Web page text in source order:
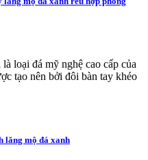
loại đá mỹ nghệ cao cấp của
tạo nên bởi đôi bàn tay khéo
lăng mộ đá xanh